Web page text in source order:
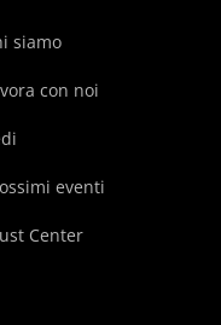
siamo
con noi
eventi
Center